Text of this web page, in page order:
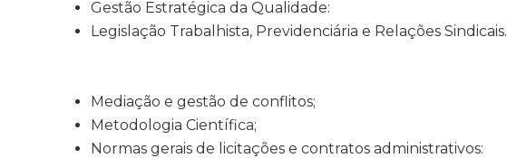
Gestão Estratégica da Qualidade:
Legislação Trabalhista, Previdenciária e Relações Sindicais.
Mediação e gestão de conflitos;
Metodologia Científica;
Normas gerais de licitações e contratos administrativos: